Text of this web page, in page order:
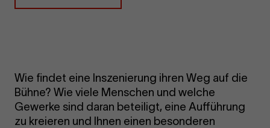
Wie findet eine Inszenierung ihren Weg auf die
Bühne? Wie viele Menschen und welche
Gewerke sind daran beteiligt, eine Aufführung
zu kreieren und Ihnen einen besonderen